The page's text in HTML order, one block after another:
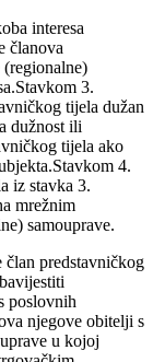
interesa
članova
3.
tijela dužan
dužnost ili
tijela ako
4.
iz stavka 3.
mrežnim
samouprave.
član predstavničkog
poslovnih
njegove obitelji s
u kojoj